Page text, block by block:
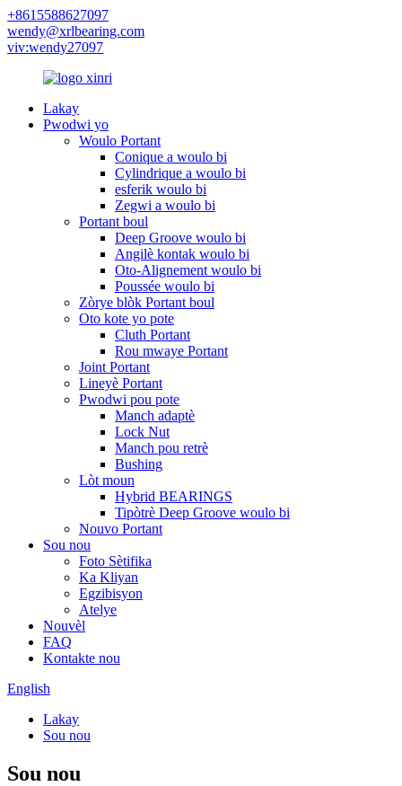
+8615588627097
wendy@xrlbearing.com
viv:wendy27097
Lakay
Pwodwi yo
Woulo Portant
Conique a woulo bi
Cylindrique a woulo bi
esferik woulo bi
Zegwi a woulo bi
Portant boul
Deep Groove woulo bi
Angilè kontak woulo bi
Oto-Alignement woulo bi
Poussée woulo bi
Zòrye blòk Portant boul
Oto kote yo pote
Cluth Portant
Rou mwaye Portant
Joint Portant
Lineyè Portant
Pwodwi pou pote
Manch adaptè
Lock Nut
Manch pou retrè
Bushing
Lòt moun
Hybrid BEARINGS
Tipòtrè Deep Groove woulo bi
Nouvo Portant
Sou nou
Foto Sètifika
Ka Kliyan
Egzibisyon
Atelye
Nouvèl
FAQ
Kontakte nou
English
Lakay
Sou nou
Sou nou